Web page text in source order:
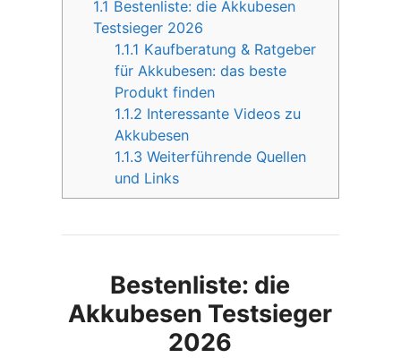
1.1 Bestenliste: die Akkubesen
Testsieger 2026
1.1.1 Kaufberatung & Ratgeber
für Akkubesen: das beste
Produkt finden
1.1.2 Interessante Videos zu
Akkubesen
1.1.3 Weiterführende Quellen
und Links
Bestenliste: die
Akkubesen Testsieger
2026